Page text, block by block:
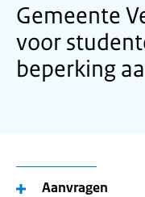
Gemeente
voor
beperking
Aanvragen